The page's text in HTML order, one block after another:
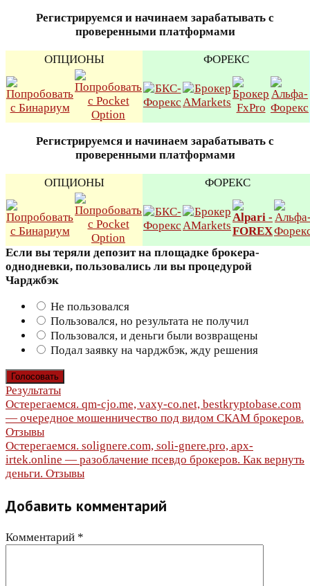
Регистрируемся и начинаем зарабатывать с
проверенными платформами
ОПЦИОНЫ ФОРЕКС
Регистрируемся и начинаем зарабатывать с
проверенными платформами
ОПЦИОНЫ ФОРЕКС
Если вы теряли депозит на площадке брокера-
однодневки, пользовались ли вы процедурой
Чарджбэк
Не пользовался
Пользовался, но результата не получил
Пользовался, и деньги были возвращены
Подал заявку на чарджбэк, жду решения
Результаты
Навигация
по
записям
Остерегаемся. qm-cjo.me, vaxy-co.net, bestkryptobase.com
— очередное мошенничество под видом СКАМ брокеров.
Отзывы
Остерегаемся. solignere.com, soli-gnere.pro, apx-
irtek.online — разоблачение псевдо брокеров. Как вернуть
деньги. Отзывы
Добавить комментарий
Комментарий *